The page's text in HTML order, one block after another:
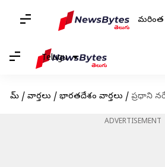
మరింత
Telugu
హోమ్ / వార్తలు / భారతదేశం వార్తలు / ప్రధాని
ADVERTISEMENT